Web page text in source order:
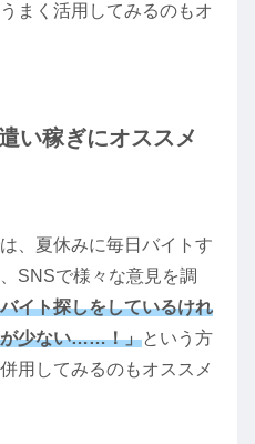
まく活用してみるのもオ
い稼ぎにオススメ
、夏休みに毎日バイトす
SNSで様々な意見を調
イト探しをしているけれ
が少ない……！」という方
用してみるのもオススメ